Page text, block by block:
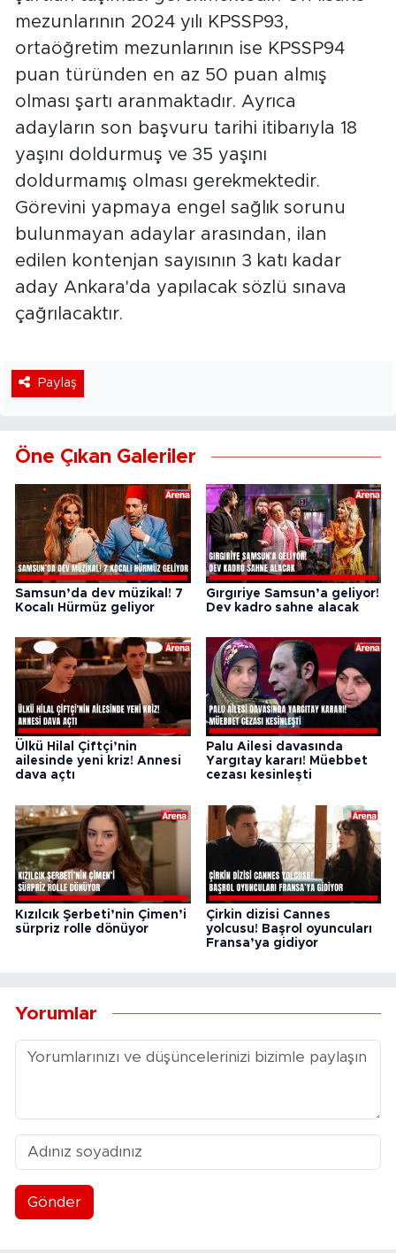
mezunlarının 2024 yılı KPSSP93,
ortaöğretim mezunlarının ise KPSSP94
puan türünden en az 50 puan almış
olması şartı aranmaktadır. Ayrıca
adayların son başvuru tarihi itibarıyla 18
yaşını doldurmuş ve 35 yaşını
doldurmamış olması gerekmektedir.
Görevini yapmaya engel sağlık sorunu
bulunmayan adaylar arasından, ilan
edilen kontenjan sayısının 3 katı kadar
aday Ankara'da yapılacak sözlü sınava
çağrılacaktır.
Paylaş
Öne Çıkan Galeriler
Samsun’da dev müzikal! 7
Kocalı Hürmüz geliyor
Gırgıriye Samsun’a geliyor!
Dev kadro sahne alacak
Ülkü Hilal Çiftçi’nin
ailesinde yeni kriz! Annesi
dava açtı
Palu Ailesi davasında
Yargıtay kararı! Müebbet
cezası kesinleşti
Kızılcık Şerbeti’nin Çimen’i
sürpriz rolle dönüyor
Çirkin dizisi Cannes
yolcusu! Başrol oyuncuları
Fransa’ya gidiyor
Yorumlar
Gönder